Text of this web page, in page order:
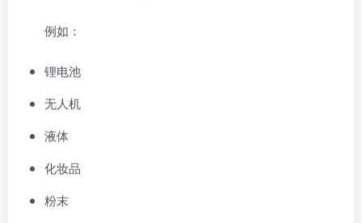
例如：
锂电池
无人机
液体
化妆品
粉末